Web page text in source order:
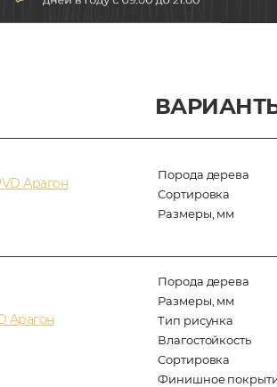
Арагон
Порода дерева
Сортировка
Размеры, мм
Арагон
Порода дерева
Размеры, мм
Тип рисунка
Влагостойкость
Сортировка
Финишное